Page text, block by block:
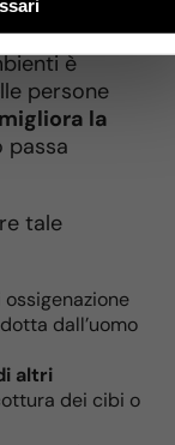
è
persone
migliora la
passa
tale
dall’uomo
altri
dei cibi o